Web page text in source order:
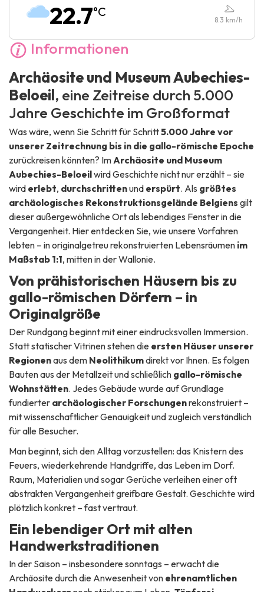
Sonntag :14:00- 19:00
22.7°C
8.3 km/h
Informationen
Archäosite und Museum Aubechies-
Beloeil, eine Zeitreise durch 5.000
Jahre Geschichte im Großformat
Was wäre, wenn Sie Schritt für Schritt5.000 Jahre vor
unserer Zeitrechnung bis in die gallo-römische Epoche
zurückreisen könnten? ImArchäosite und Museum
Aubechies-Beloeilwird Geschichte nicht nur erzählt – sie
wird erlebt, durchschrittenund erspürt. Als größtes
archäologisches Rekonstruktionsgelände Belgiens gilt
dieser außergewöhnliche Ort als lebendiges Fenster in die
Vergangenheit. Hier entdecken Sie, wie unsere Vorfahren
lebten – in originalgetreu rekonstruierten Lebensräumen im
Maßstab 1:1, mitten in der Wallonie.
Von prähistorischen Häusern bis zu
gallo-römischen Dörfern – in
Originalgröße
Der Rundgang beginnt mit einer eindrucksvollen Immersion.
Statt statischer Vitrinen stehen die ersten Häuser unserer
Regionenaus dem Neolithikumdirekt vor Ihnen. Es folgen
Bauten aus der Metallzeit und schließlich gallo-römische
Wohnstätten. Jedes Gebäude wurde auf Grundlage
fundierter archäologischer Forschungenrekonstruiert –
mit wissenschaftlicher Genauigkeit und zugleich verständlich
für alle Besucher.
Man beginnt, sich den Alltag vorzustellen: das Knistern des
Feuers, wiederkehrende Handgriffe, das Leben im Dorf.
Raum, Materialien und sogar Gerüche verleihen einer oft
abstrakten Vergangenheit greifbare Gestalt. Geschichte wird
plötzlich konkret – fast vertraut.
Ein lebendiger Ort mit alten
Handwerkstraditionen
In der Saison – insbesondere sonntags – erwacht die
Archäosite durch die Anwesenheit von ehrenamtlichen